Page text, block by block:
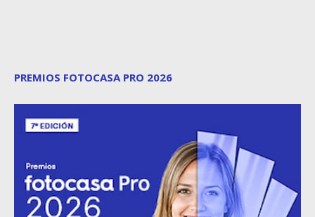
PREMIOS FOTOCASA PRO 2026